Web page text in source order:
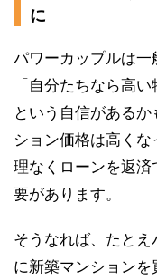
に
パワーカップルは一
「自分たちなら高
という自信がある
ション価格は高く
理なくローンを返
要があります。
そうなれば、たと
に新築マンション